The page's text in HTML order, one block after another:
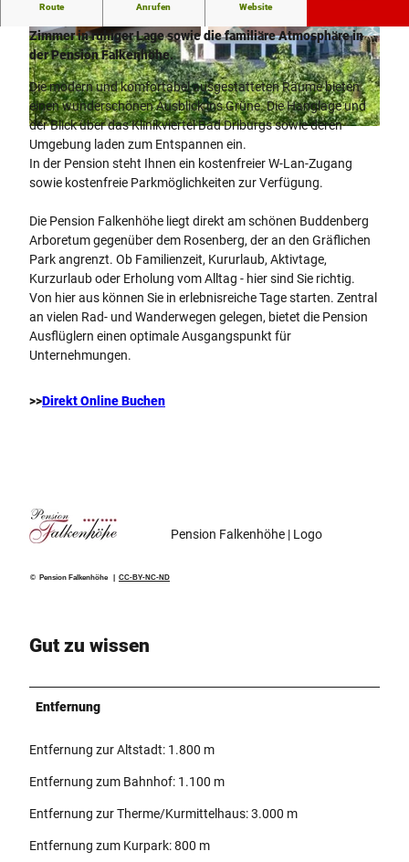
© Pension Falkenhöhe |CC-BY-NC-ND ©CC-BY-NC-ND
Route Anrufen Website
Zimmer in ruhiger Lage sowie die familiäre Atmosphäre in
der Pension Falkenhöhe.
Die modern und komfortabel ausgestatteten Räume bieten
einen wunderschönen Ausblick ins Grüne. Die Hanglage und
der Blick über das Klinikviertel Bad Driburgs sowie deren
Umgebung laden zum Entspannen ein.
In der Pension steht Ihnen ein kostenfreier W-Lan-Zugang
sowie kostenfreie Parkmöglichkeiten zur Verfügung.
Die Pension Falkenhöhe liegt direkt am schönen Buddenberg
Arboretum gegenüber dem Rosenberg, der an den Gräflichen
Park angrenzt. Ob Familienzeit, Kururlaub, Aktivtage,
Kurzurlaub oder Erholung vom Alltag - hier sind Sie richtig.
Von hier aus können Sie in erlebnisreiche Tage starten. Zentral
an vielen Rad- und Wanderwegen gelegen, bietet die Pension
Ausflüglern einen optimale Ausgangspunkt für
Unternehmungen.
>>Direkt Online Buchen
© Pension Falkenhöhe | CC-BY-NC-ND
Pension Falkenhöhe | Logo
Gut zu wissen
Entfernung
Entfernung zur Altstadt: 1.800 m
Entfernung zum Bahnhof: 1.100 m
Entfernung zur Therme/Kurmittelhaus: 3.000 m
Entfernung zum Kurpark: 800 m